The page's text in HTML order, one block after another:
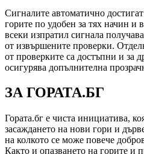
Сигналите автоматично
горите по удобен за тях начин и
всеки изпратил сигнала
от извършените проверки.
от проверките са достъпни и за
осигурява допълнителна
ЗА ГОРАТА.БГ
Гората.бг е чиста инициатива,
засаждането на нови гори и
на колкото се може повече
Както и опазването на горите и